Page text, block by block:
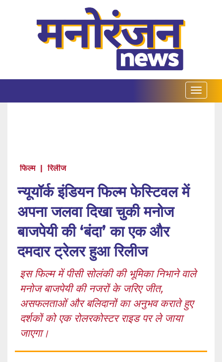
फिल्म | रिलीज
न्यूयॉर्क इंडियन फिल्म फेस्टिवल में
अपना जलवा दिखा चुकी मनोज
बाजपेयी की ‘बंदा’ का एक और
दमदार ट्रेलर हुआ रिलीज
इस फिल्म में पीसी सोलंकी की भूमिका निभाने वाले
मनोज बाजपेयी की नजरों के जरिए जीत,
असफलताओं और बलिदानों का अनुभव कराते हुए
दर्शकों को एक रोलरकोस्टर राइड पर ले जाया
जाएगा।